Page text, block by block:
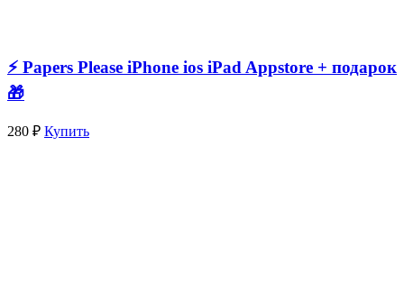
⚡️ Papers Please iPhone ios iPad Appstore + подарок
🎁
280 ₽ Купить